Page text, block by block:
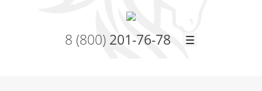
8 (800) 201-76-78